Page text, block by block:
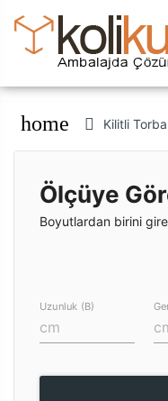
home Kilitli
Ölçüye
Boyutlardan birini
Uzunluk (B)